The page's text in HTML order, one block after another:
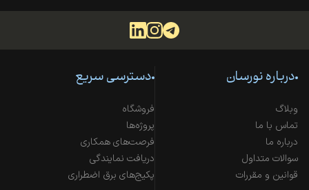
درباره نورسان
وبلاگ
تماس با ما
درباره ما
سوالات متداول
قوانین و مقررات
دسترسی سریع
فروشگاه
پروژه‌ها
فرصت‌های همکاری
دریافت نمایندگی
پکیج‌های برق اضطراری